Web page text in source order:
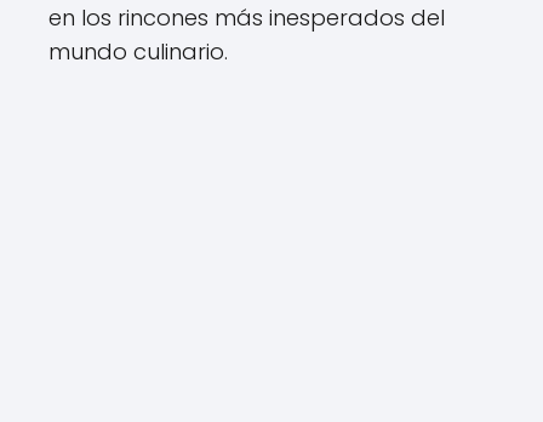
en los rincones más inesperados del
mundo culinario.